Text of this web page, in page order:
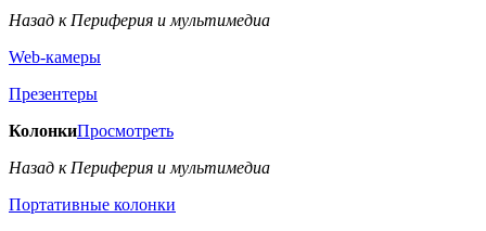
Назад к Периферия и мультимедиа
Web-камеры
Презентеры
КолонкиПросмотреть
Назад к Периферия и мультимедиа
Портативные колонки